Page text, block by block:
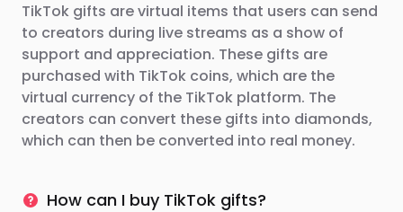
TikTok gifts are virtual items that users can send
to creators during live streams as a show of
support and appreciation. These gifts are
purchased with TikTok coins, which are the
virtual currency of the TikTok platform. The
creators can convert these gifts into diamonds,
which can then be converted into real money.
How can I buy TikTok gifts?